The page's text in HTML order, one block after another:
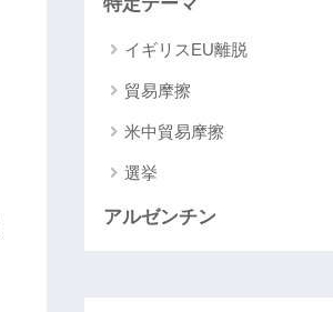
イギリスEU離脱
貿易摩擦
米中貿易摩擦
選挙
アルゼンチン